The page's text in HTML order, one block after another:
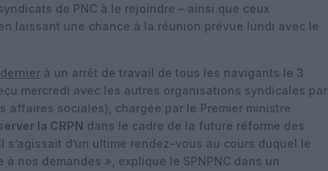
de PNC à le rejoindre – ainsi que ceux
en laissant une chance à la réunion prévue lundi avec le
à un arrêt de travail de tous les navigants le 3
mercredi avec les autres organisations syndicales par
affaires sociales), chargée par le Premier ministre
la CRPN dans le cadre de la future réforme des
s’agissait d’un ultime rendez-vous au cours duquel le
nos demandes », explique le SPNPNC dans un